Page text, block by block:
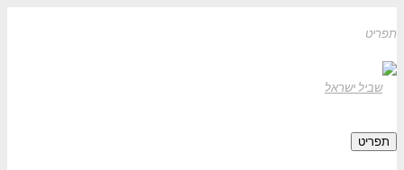
תפריט
תפריט